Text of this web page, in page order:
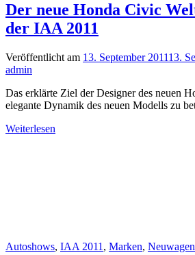
Der neue Honda Civic
der IAA 2011
Veröffentlicht am 13. September 201113.
admin
Das erklärte Ziel der Designer des neuen
elegante Dynamik des neuen Modells zu
Weiterlesen
Autoshows, IAA 2011 , Marken, Neuwagen